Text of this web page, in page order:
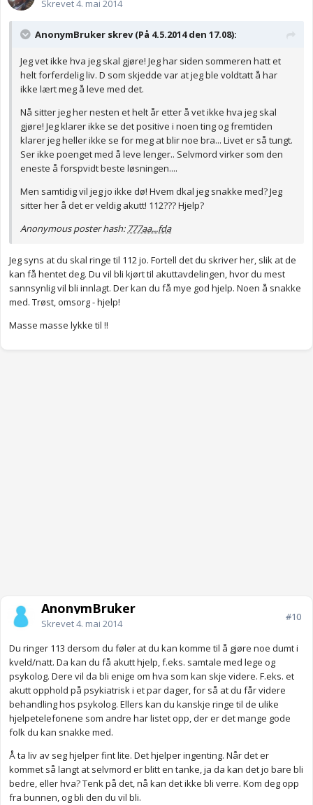
Skrevet4. mai 2014
AnonymBruker skrev (På 4.5.2014 den 17.08):
Jeg vet ikke hva jeg skal gjøre! Jeg har siden sommeren hatt et
helt forferdelig liv. D som skjedde var at jeg ble voldtatt å har
ikke lært meg å leve med det.
Nå sitter jeg her nesten et helt år etter å vet ikke hva jeg skal
gjøre! Jeg klarer ikke se det positive i noen ting og fremtiden
klarer jeg heller ikke se for meg at blir noe bra... Livet er så tungt.
Ser ikke poenget med å leve lenger.. Selvmord virker som den
eneste å forspvidt beste løsningen....
Men samtidig vil jeg jo ikke dø! Hvem dkal jeg snakke med? Jeg
sitter her å det er veldig akutt! 112??? Hjelp?
Anonymous poster hash: 777aa...fda
Jeg syns at du skal ringe til 112 jo. Fortell det du skriver her, slik at de
kan få hentet deg. Du vil bli kjørt til akuttavdelingen, hvor du mest
sannsynlig vil bli innlagt. Der kan du få mye god hjelp. Noen å snakke
med. Trøst, omsorg - hjelp!
Masse masse lykke til !!
AnonymBruker
Skrevet4. mai 2014
#10
Du ringer 113 dersom du føler at du kan komme til å gjøre noe dumt i
kveld/natt. Da kan du få akutt hjelp, f.eks. samtale med lege og
psykolog. Dere vil da bli enige om hva som kan skje videre. F.eks. et
akutt opphold på psykiatrisk i et par dager, for så at du får videre
behandling hos psykolog. Ellers kan du kanskje ringe til de ulike
hjelpetelefonene som andre har listet opp, der er det mange gode
folk du kan snakke med.
Å ta liv av seg hjelper fint lite. Det hjelper ingenting. Når det er
kommet så langt at selvmord er blitt en tanke, ja da kan det jo bare bli
bedre, eller hva? Tenk på det, nå kan det ikke bli verre. Kom deg opp
fra bunnen, og bli den du vil bli.